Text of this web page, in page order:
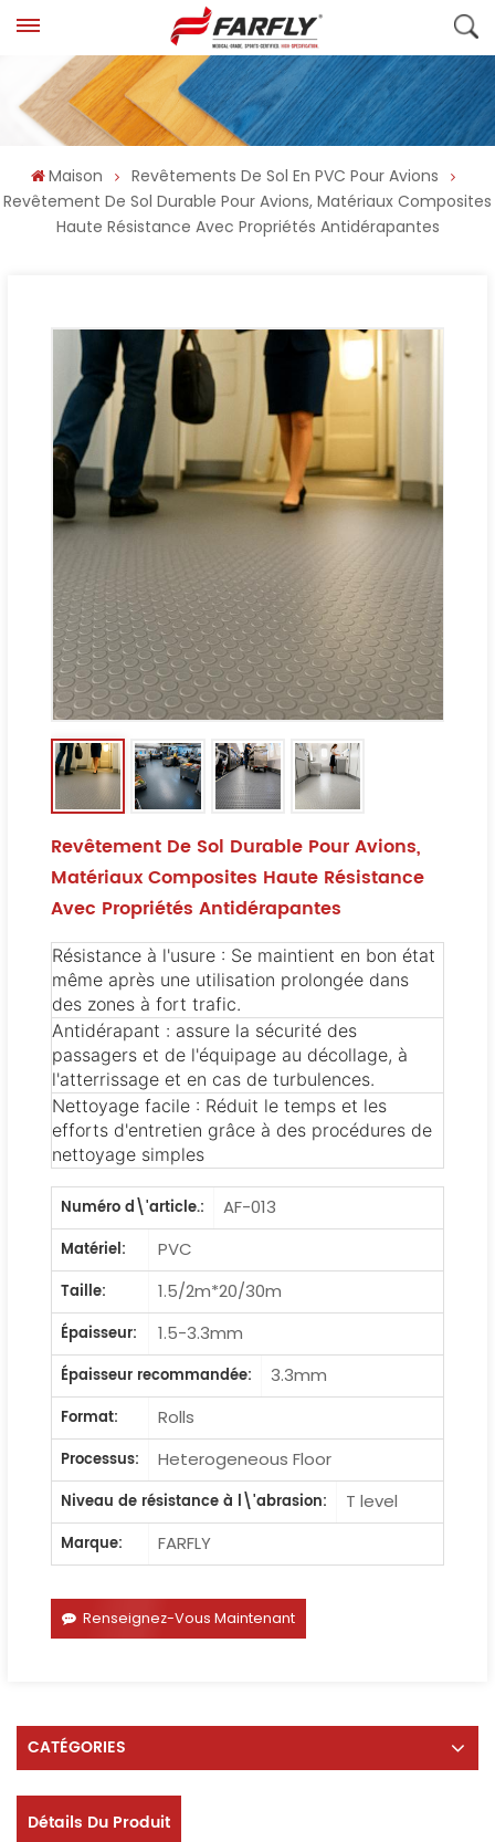
Maison
Revêtements De Sol En PVC Pour Avions
Revêtement De Sol Durable Pour Avions, Matériaux Composites
Haute Résistance Avec Propriétés Antidérapantes
Revêtement De Sol Durable Pour Avions,
Matériaux Composites Haute Résistance
Avec Propriétés Antidérapantes
Résistance à l'usure : Se maintient en bon état
même après une utilisation prolongée dans
des zones à fort trafic.
Antidérapant : assure la sécurité des
passagers et de l'équipage au décollage, à
l'atterrissage et en cas de turbulences.
Nettoyage facile : Réduit le temps et les
efforts d'entretien grâce à des procédures de
nettoyage simples
Numéro d\'article.:
AF-013
Matériel:
PVC
Taille:
1.5/2m*20/30m
Épaisseur:
1.5-3.3mm
Épaisseur recommandée:
3.3mm
Format:
Rolls
Processus:
Heterogeneous Floor
Niveau de résistance à l\'abrasion:
T level
Marque:
FARFLY
Renseignez-Vous Maintenant
CATÉGORIES
Détails Du Produit